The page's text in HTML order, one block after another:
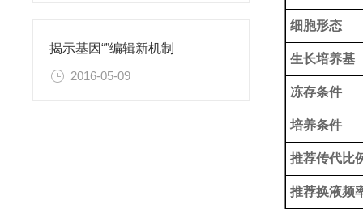
揭示基因“”编辑新机制
2016-05-09
细胞形态
生长培养基
冻存条件
培养条件
推荐传代比
推荐换液频